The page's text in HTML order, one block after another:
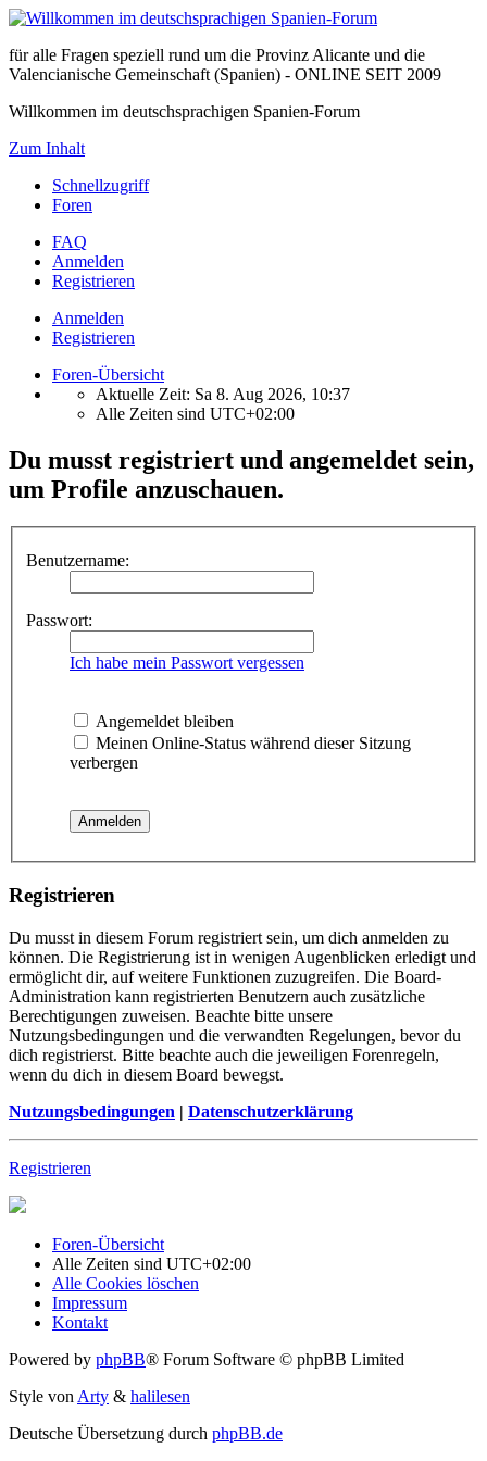
für alle Fragen speziell rund um die Provinz Alicante und die
Valencianische Gemeinschaft (Spanien) - ONLINE SEIT 2009
Willkommen im deutschsprachigen Spanien-Forum
Zum Inhalt
Schnellzugriff
Foren
FAQ
Anmelden
Registrieren
Anmelden
Registrieren
Foren-Übersicht
Aktuelle Zeit: Sa 8. Aug 2026, 10:37
Alle Zeiten sind UTC+02:00
Du musst registriert und angemeldet sein,
um Profile anzuschauen.
Benutzername:
Passwort:
Ich habe mein Passwort vergessen
Angemeldet bleiben
Meinen Online-Status während dieser Sitzung
verbergen
Registrieren
Du musst in diesem Forum registriert sein, um dich anmelden zu
können. Die Registrierung ist in wenigen Augenblicken erledigt und
ermöglicht dir, auf weitere Funktionen zuzugreifen. Die Board-
Administration kann registrierten Benutzern auch zusätzliche
Berechtigungen zuweisen. Beachte bitte unsere
Nutzungsbedingungen und die verwandten Regelungen, bevor du
dich registrierst. Bitte beachte auch die jeweiligen Forenregeln,
wenn du dich in diesem Board bewegst.
Nutzungsbedingungen | Datenschutzerklärung
Registrieren
Foren-Übersicht
Alle Zeiten sind UTC+02:00
Alle Cookies löschen
Impressum
Kontakt
Powered by phpBB® Forum Software © phpBB Limited
Style von Arty & halilesen
Deutsche Übersetzung durch phpBB.de